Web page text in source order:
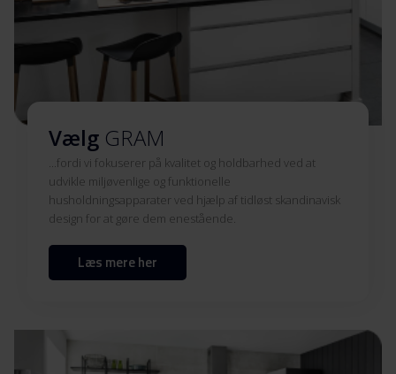
Vælg GRAM
...fordi vi fokuserer på kvalitet og holdbarhed ved at
udvikle miljøvenlige og funktionelle
husholdningsapparater ved hjælp af tidløst skandinavisk
design for at gøre dem enestående.
Læs mere her